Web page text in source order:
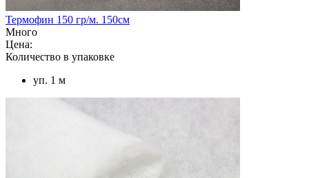
Термофин 150 гр/м. 150см
Много
Цена:
Количество в упаковке
уп. 1 м